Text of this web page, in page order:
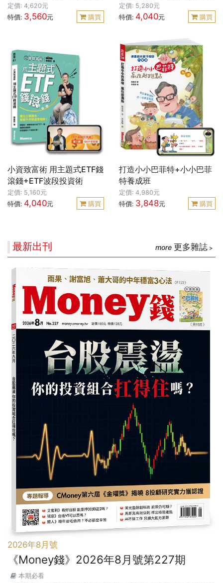
次都讓你買在起漲點+飆股
特訓班 4小時學會研判主力
定價: 4,620元
特價: 3,560元 購買
堂理財課+影音課程12堂課
｜不敗教主 陳重銘
定價: 5,280元
特價: 4,040元 購買
小資致富術 用主題式ETF錢
滾錢+ETF波段投資術
定價: 5,160元
特價: 4,040元 購買
打造小小巴菲特+小小巴菲
特養成班
定價: 4,980元
特價: 3,848元 購買
最新出刊 更多雜誌
2026年8月號
《Money錢》2026年8月號第227期
本期必看